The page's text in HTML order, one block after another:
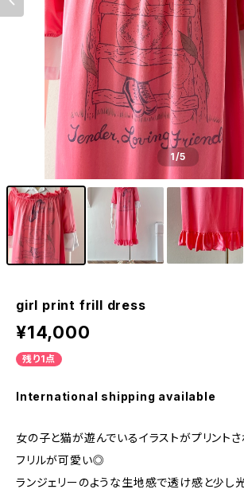
1/5
girl print frill dress
¥14,000
残り1点
International shipping available
女の子と猫が遊んでいるイラストがプリントさ
フリルが可愛い◎
ランジェリーのような生地感で透け感と少